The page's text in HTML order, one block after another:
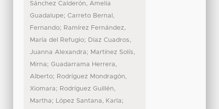
Sánchez Calderón, Amelia
Guadalupe; Carreto Bernal,
Fernando; Ramírez Fernández,
María del Refugio; Díaz Cuadros,
Juanna Alexandra; Martínez Solís,
Mirna; Guadarrama Herrera,
Alberto; Rodríguez Mondragón,
Xiomara; Rodríguez Guillén,
Martha; López Santana, Karla;